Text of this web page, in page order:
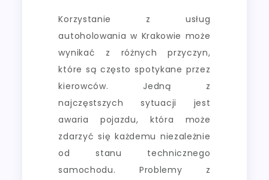
Korzystanie z usług
autoholowania w Krakowie może
wynikać z różnych przyczyn,
które są często spotykane przez
kierowców. Jedną z
najczęstszych sytuacji jest
awaria pojazdu, która może
zdarzyć się każdemu niezależnie
od stanu technicznego
samochodu. Problemy z